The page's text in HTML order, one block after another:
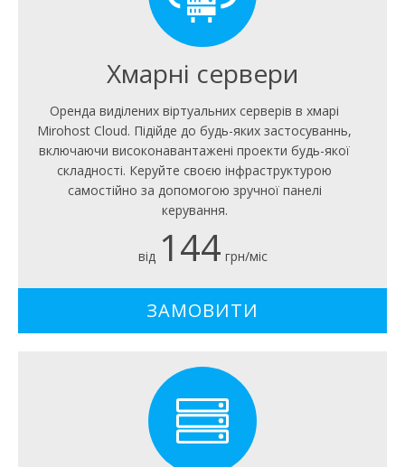
Хмарні сервери
Оренда виділених віртуальних серверів в хмарі
Mirohost Cloud. Підійде до будь-яких застосуваннь,
включаючи високонавантажені проекти будь-якої
складності. Керуйте своєю інфраструктурою
самостійно за допомогою зручної панелі
керування.
від 144 грн/міс
ЗАМОВИТИ